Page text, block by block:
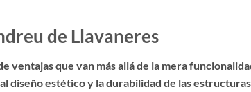
de Llavaneres
ventajas que van más allá de la mera
diseño estético y la durabilidad de las